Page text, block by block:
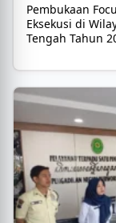
Pembukaan
Eksekusi di
Tengah Tahun